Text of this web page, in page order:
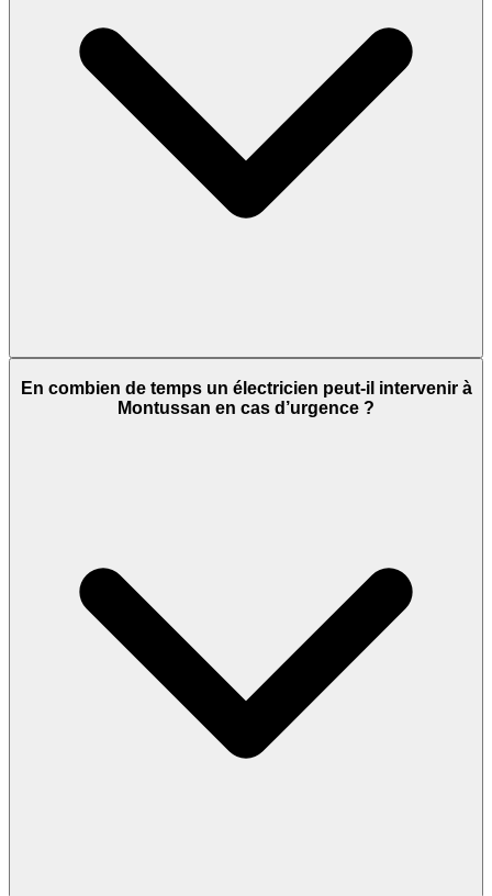
En combien de temps un électricien peut-il intervenir à
Montussan en cas d’urgence ?